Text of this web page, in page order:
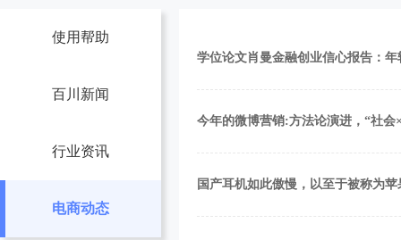
使用帮助
百川新闻
行业资讯
电商动态
学位论文肖曼金融创业信心报告：
今年的微博营销:方法论演进，“社
国产耳机如此傲慢，以至于被称为苹